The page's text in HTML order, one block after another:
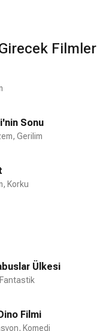
Filmler
Sonu
Gerilim
Korku
Ülkesi
Filmi
Komedi